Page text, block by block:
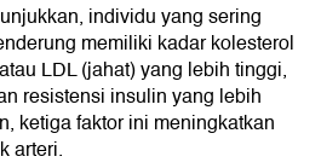
individu yang sering
memiliki kadar kolesterol
LDL (jahat) yang lebih tinggi,
resistensi insulin yang lebih
ketiga faktor ini meningkatkan
arteri.